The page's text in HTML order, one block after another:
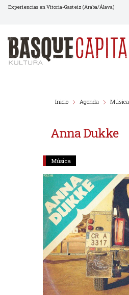
al
contenido
Experiencias en Vitoria-Gasteiz (Araba/Álava)
Inicio Agenda Música
Anna Dukke
Música